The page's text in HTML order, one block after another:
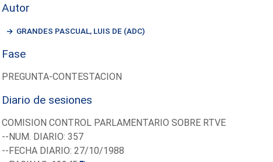
Autor
GRANDES PASCUAL, LUIS DE (ADC)
Fase
PREGUNTA-CONTESTACION
Diario de sesiones
COMISION CONTROL PARLAMENTARIO SOBRE RTVE
--NUM. DIARIO: 357
--FECHA DIARIO: 27/10/1988